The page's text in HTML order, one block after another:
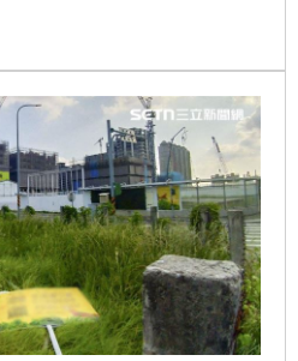
」的雙高一低社會下，繼承